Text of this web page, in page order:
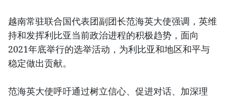
越南常驻联合国代表团副团长范海英大使强调，英维
持和发挥利比亚当前政治进程的积极趋势，面向
2021年底举行的选举活动，为利比亚和地区和平与
稳定做出贡献。
范海英大使呼吁通过树立信心、促进对话、加深理